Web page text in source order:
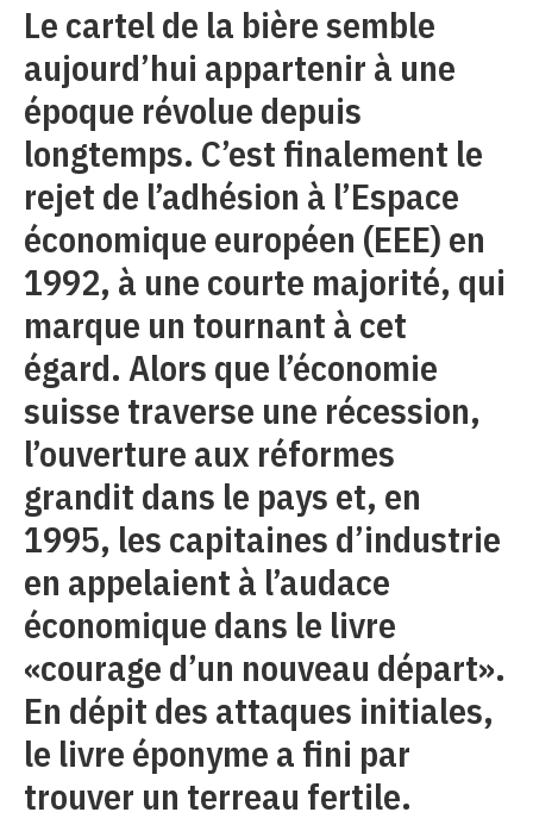
Le cartel de la bière semble
aujourd’hui appartenir à une
époque révolue depuis
longtemps. C’est finalement le
rejet de l’adhésion à l’Espace
économique européen (EEE) en
1992, à une courte majorité, qui
marque un tournant à cet
égard. Alors que l’économie
suisse traverse une récession,
l’ouverture aux réformes
grandit dans le pays et, en
1995, les capitaines d’industrie
en appelaient à l’audace
économique dans le livre
«courage d’un nouveau départ».
En dépit des attaques initiales,
le livre éponyme a fini par
trouver un terreau fertile.